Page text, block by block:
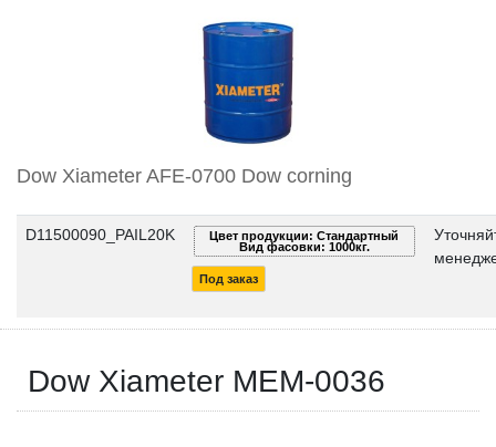
Dow Xiameter AFE-0700 Dow corning
D11500090_PAIL20K
Цвет продукции: Стандартный
Вид фасовки: 1000кг.
Под заказ
Dow Xiameter MEM-0036